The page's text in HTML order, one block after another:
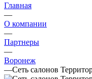
Главная
—
О компании
—
Партнеры
—
Воронеж
—Сеть салонов